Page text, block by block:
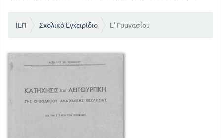
ΙΕΠ Σχολικό Εγχειρίδιο Ε' Γυμνασίου